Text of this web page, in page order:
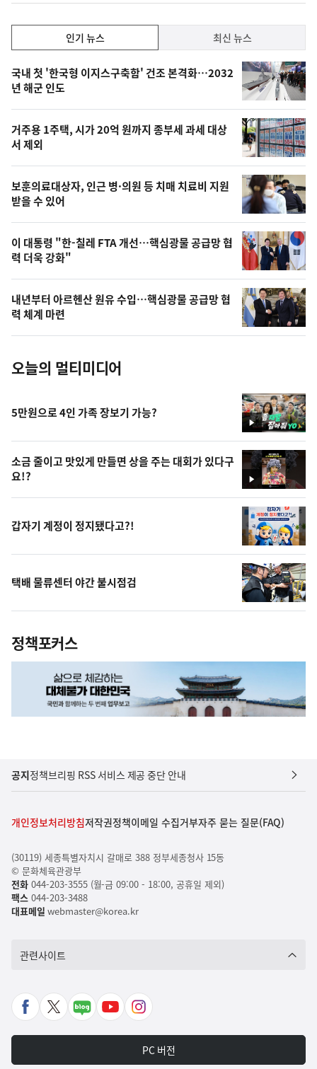
하
락
기,
최
신,
오
늘
의
영
상
오
늘
의
사
진
인기 뉴스 최신 뉴스
기
뉴
스
국내 첫 '한국형 이지스구축함' 건조 본격화…2032
년 해군 인도
거주용 1주택, 시가 20억 원까지 종부세 과세 대상
서 제외
보훈의료대상자, 인근 병·의원 등 치매 치료비 지원
받을 수 있어
이 대통령 "한-칠레 FTA 개선…핵심광물 공급망 협
력 더욱 강화"
내년부터 아르헨산 원유 수입…핵심광물 공급망 협
력 체계 마련
오늘의 멀티미디어
영
상
5만원으로 4인 가족 장보기 가능?
영
상
소금 줄이고 맛있게 만들면 상을 주는 대회가 있다구
요!?
갑자기 계정이 정지됐다고?!
택배 물류센터 야간 불시점검
정책포커스
공지정책브리핑 RSS 서비스 제공 중단 안내
개인정보처리방침저작권정책이메일 수집거부자주 묻는 질문(FAQ)
(30119) 세종특별자치시 갈매로 388 정부세종청사 15동
© 문화체육관광부
전화044-203-3555 (월-금 09:00 - 18:00, 공휴일 제외)
팩스044-203-3488
대표메일 webmaster@korea.kr
관련사이트
페
북
X
가
네
포
유
바
인
타
그
PC 버전